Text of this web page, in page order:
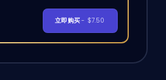
立即购买- $7.50